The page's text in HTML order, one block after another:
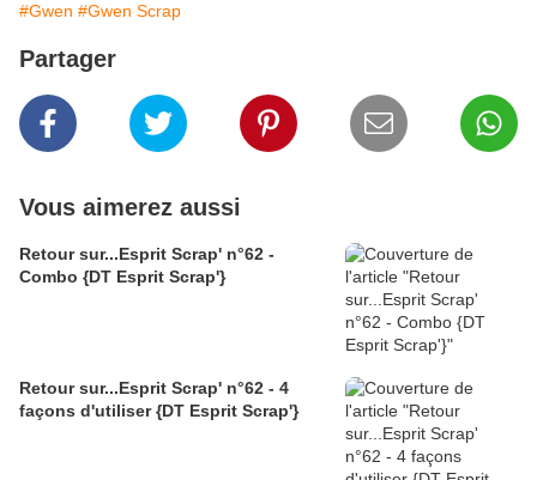
#Gwen #Gwen Scrap
Partager
Vous aimerez aussi
Retour sur...Esprit Scrap' n°62 -
Combo {DT Esprit Scrap'}
Retour sur...Esprit Scrap' n°62 - 4
façons d'utiliser {DT Esprit Scrap'}